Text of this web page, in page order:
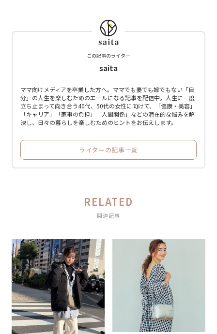
この記事のライター
saita
ママ向けメディアを卒業した方へ。ママでも妻でも嫁でもない「自
分」の人生を楽しむためのエールになる記事を配信中。人生に一度
立ち止まって向き合う40代、50代の女性に向けて、「健康・美容」
「キャリア」「家事の負担」「人間関係」などの潜在的な悩みを解
決し、日々の暮らしを楽しむためのヒントをお伝えします。
ライターの記事一覧
RELATED
関連記事